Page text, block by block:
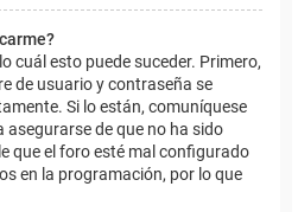
cuál esto puede suceder. Primero,
de usuario y contraseña se
Si lo están, comuníquese
de que no ha sido
que el foro esté mal configurado
en la programación, por lo que